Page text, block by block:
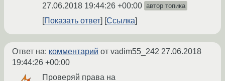
27.06.2018 19:44:26 +00:00 автор топика
Показать ответ Ссылка
Ответ на: комментарий от vadim55_242 27.06.2018
19:44:26 +00:00
Проверяй права на